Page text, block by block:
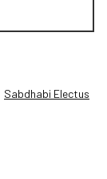
Sabdhabi Electus